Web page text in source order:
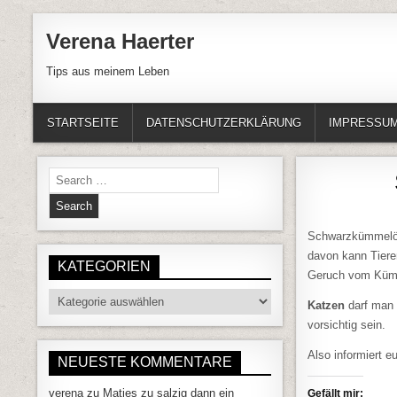
Verena Haerter
Tips aus meinem Leben
STARTSEITE DATENSCHUTZERKLÄRUNG
davon kann
Geruch vom
Katzen darf
vorsichtig sein.
Also informiert
Gefällt mir:
Search for:
KATEGORIEN
Kategorien
NEUESTE KOMMENTARE
verenazu Matjes zu salzig dann ein